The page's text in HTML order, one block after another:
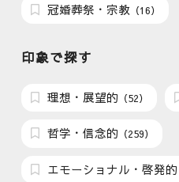
冠婚葬祭・宗教 （16）
印象で探す
理想・展望的 （52）
哲学・信念的 （259）
エモーショナル・啓発的